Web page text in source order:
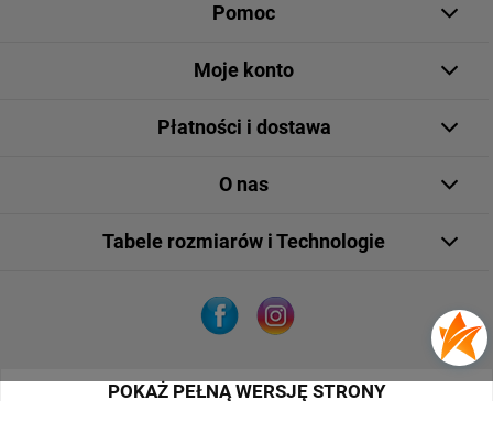
Pomoc
Moje konto
Płatności i dostawa
O nas
Tabele rozmiarów i Technologie
POKAŻ PEŁNĄ WERSJĘ STRONY